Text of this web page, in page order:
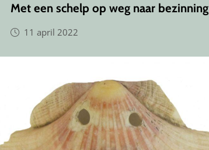
Met een schelp op weg naar bezinning
11 april 2022